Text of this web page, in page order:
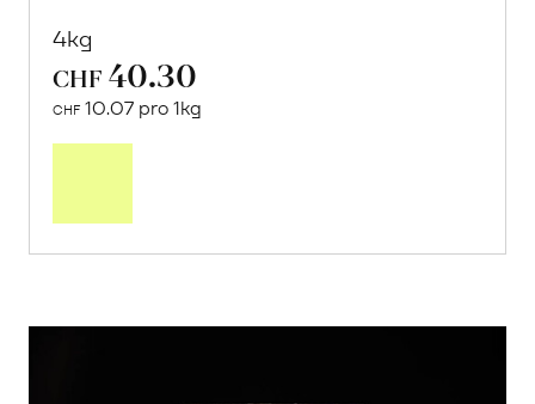
4kg
CHF 40.30
CHF 10.07 pro 1kg
Post